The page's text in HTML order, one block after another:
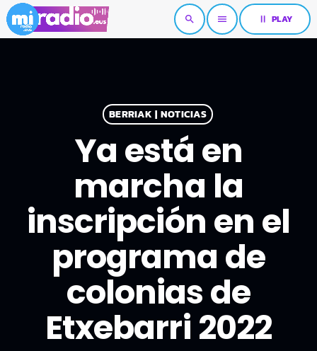
search menu pause PLAY
BERRIAK | NOTICIAS
Ya está en
marcha la
inscripción en el
programa de
colonias de
Etxebarri 2022